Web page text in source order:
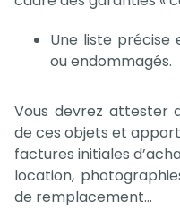
Une liste précise
ou endommagés.
Vous devrez attester
de ces objets et
factures initiales
location,
de remplacement…